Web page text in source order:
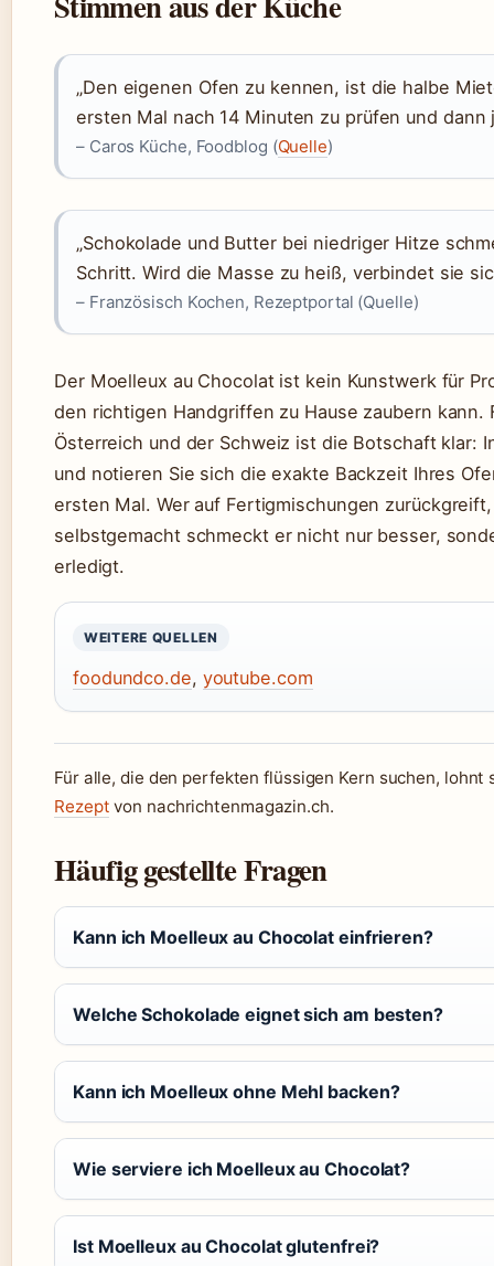
„Den eigenen Ofen zu kennen, ist die halbe
ersten Mal nach 14 Minuten zu prüfen und dann
– Caros Küche, Foodblog (Quelle)
„Schokolade und Butter bei niedriger Hitze
Schritt. Wird die Masse zu heiß, verbindet sie
– Französisch Kochen, Rezeptportal (Quelle)
Der Moelleux au Chocolat ist kein Kunstwerk für
den richtigen Handgriffen zu Hause zaubern kann.
Österreich und der Schweiz ist die Botschaft klar:
und notieren Sie sich die exakte Backzeit Ihres
ersten Mal. Wer auf Fertigmischungen
selbstgemacht schmeckt er nicht nur besser,
erledigt.
WEITERE QUELLEN
foodundco.de, youtube.com
Für alle, die den perfekten flüssigen Kern suchen, lohnt
Rezept von nachrichtenmagazin.ch.
Häufig gestellte Fragen
Kann ich Moelleux au Chocolat einfrieren?
Welche Schokolade eignet sich am besten?
Kann ich Moelleux ohne Mehl backen?
Wie serviere ich Moelleux au Chocolat?
Ist Moelleux au Chocolat glutenfrei?